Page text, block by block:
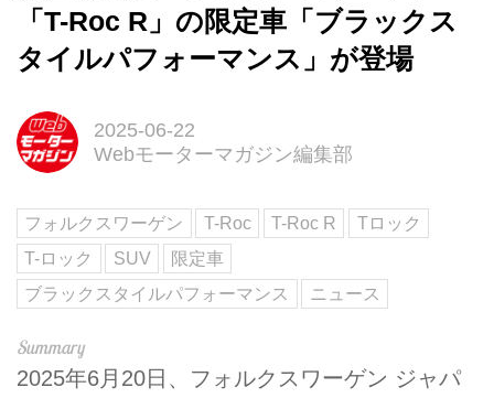
「T-Roc R」の限定車「ブラックス
タイルパフォーマンス」が登場
2025-06-22
Webモーターマガジン編集部
フォルクスワーゲン T-Roc T-Roc R
Tロック
T-ロック
SUV
限定車
ブラックスタイルパフォーマンス
ニュース
2025年6月20日、フォルクスワーゲン ジャパ